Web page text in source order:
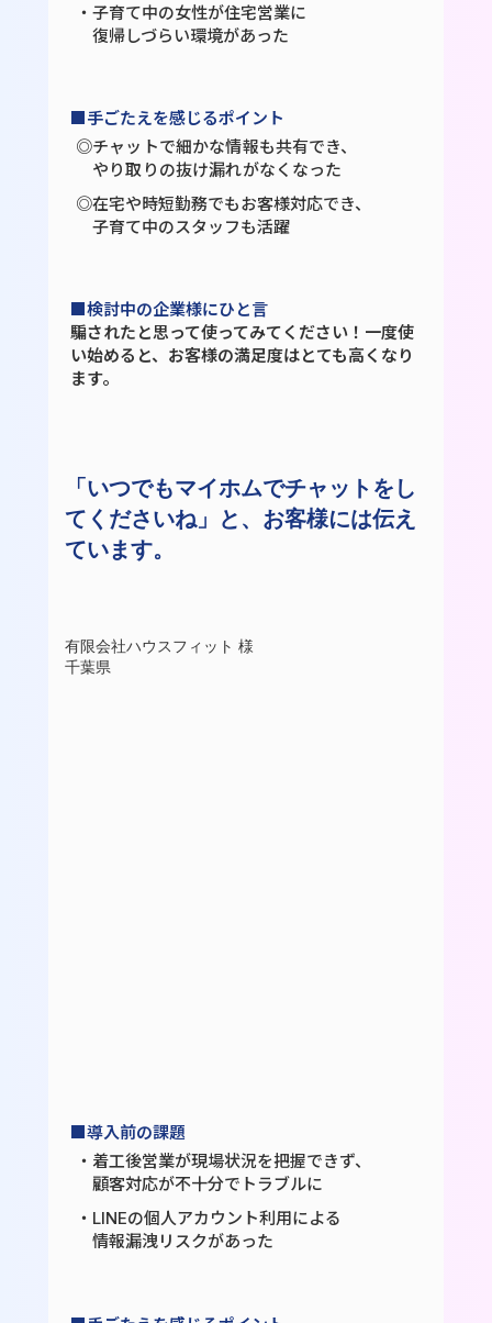
・子育て中の女性が住宅営業に
復帰しづらい環境があった
■手ごたえを感じるポイント
◎チャットで細かな情報も共有でき、
やり取りの抜け漏れがなくなった
◎在宅や時短勤務でもお客様対応でき、
子育て中のスタッフも活躍
■検討中の企業様にひと言
騙されたと思って使ってみてください！一度使
い始めると、お客様の満足度はとても高くなり
ます。
「いつでもマイホムでチャットをし
てくださいね」と、お客様には伝え
ています。
有限会社ハウスフィット 様
千葉県
■導入前の課題
・着工後営業が現場状況を把握できず、
顧客対応が不十分でトラブルに
・LINEの個人アカウント利用による
情報漏洩リスクがあった